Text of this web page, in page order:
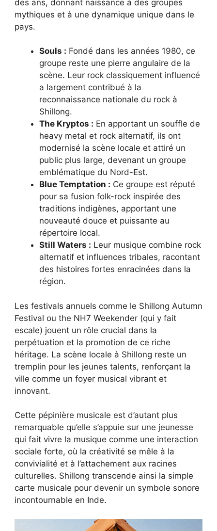
des ans, donnant naissance à des groupes
mythiques et à une dynamique unique dans le
pays.
Souls : Fondé dans les années 1980, ce
groupe reste une pierre angulaire de la
scène. Leur rock classiquement influencé
a largement contribué à la
reconnaissance nationale du rock à
Shillong.
The Kryptos : En apportant un souffle de
heavy metal et rock alternatif, ils ont
modernisé la scène locale et attiré un
public plus large, devenant un groupe
emblématique du Nord-Est.
Blue Temptation : Ce groupe est réputé
pour sa fusion folk-rock inspirée des
traditions indigènes, apportant une
nouveauté douce et puissante au
répertoire local.
Still Waters : Leur musique combine rock
alternatif et influences tribales, racontant
des histoires fortes enracinées dans la
région.
Les festivals annuels comme le Shillong Autumn
Festival ou the NH7 Weekender (qui y fait
escale) jouent un rôle crucial dans la
perpétuation et la promotion de ce riche
héritage. La scène locale à Shillong reste un
tremplin pour les jeunes talents, renforçant la
ville comme un foyer musical vibrant et
innovant.
Cette pépinière musicale est d’autant plus
remarquable qu’elle s’appuie sur une jeunesse
qui fait vivre la musique comme une interaction
sociale forte, où la créativité se mêle à la
convivialité et à l’attachement aux racines
culturelles. Shillong transcende ainsi la simple
carte musicale pour devenir un symbole sonore
incontournable en Inde.